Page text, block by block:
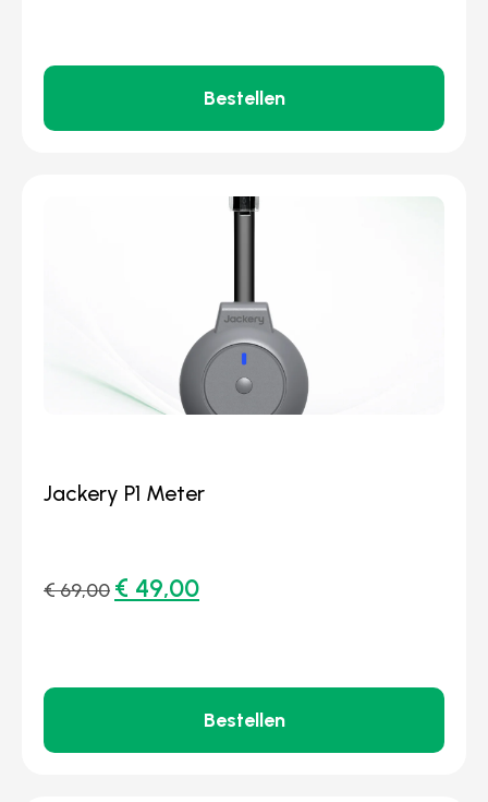
Bestellen
Jackery P1 Meter
€69,00 € 49,00
Bestellen